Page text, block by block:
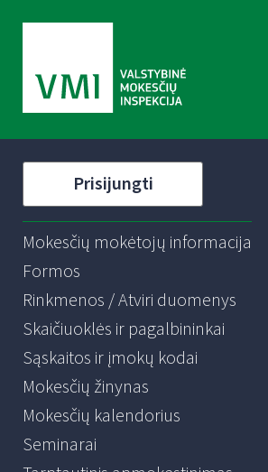
Prisijungti
Mokesčių mokėtojų informacija
Formos
Rinkmenos / Atviri duomenys
Skaičiuoklės ir pagalbininkai
Sąskaitos ir įmokų kodai
Mokesčių žinynas
Mokesčių kalendorius
Seminarai